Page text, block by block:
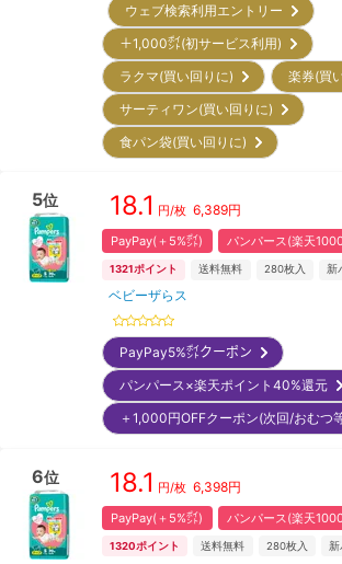
ウェブ検索利用エントリー
＋1,000㌽(初サービス利用)
ラクマ(買い回りに)
楽券(買
サーティワン(買い回りに)
食パン袋(買い回りに)
5位 18.1 円/枚 6,389円
PayPay(＋5%㌽) パンパース(楽天
1321ポイント 送料無料 280枚入 新
ベビーザらス
PayPay5%㌽クーポン
パンパース×楽天ポイント40%還元
＋1,000円OFFクーポン(次回/おむ
6位 18.1 円/枚 6,398円
PayPay(＋5%㌽) パンパース(楽天
1320ポイント 送料無料 280枚入 新